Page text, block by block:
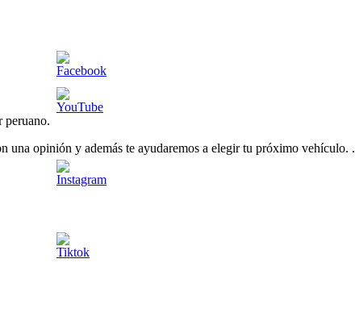
peruano.
una opinión y además te ayudaremos a elegir tu próximo vehículo. .